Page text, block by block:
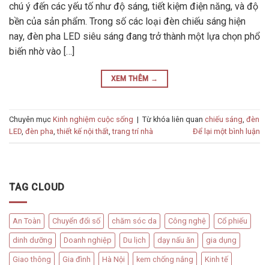
chú ý đến các yếu tố như độ sáng, tiết kiệm điện năng, và độ
bền của sản phẩm. Trong số các loại đèn chiếu sáng hiện
nay, đèn pha LED siêu sáng đang trở thành một lựa chọn phổ
biến nhờ vào […]
XEM THÊM →
Chuyên mục Kinh nghiệm cuộc sống | Từ khóa liên quan chiếu sáng, đèn
LED, đèn pha,thiết kế nội thất,trang trí nhà Để lại một bình luận
TAG CLOUD
An Toàn Chuyển đổi số chăm sóc da Công nghệ Cổ phiếu
dinh dưỡng Doanh nghiệp Du lịch dạy nấu ăn gia dụng
Giao thông Gia đình Hà Nội kem chống nắng Kinh tế